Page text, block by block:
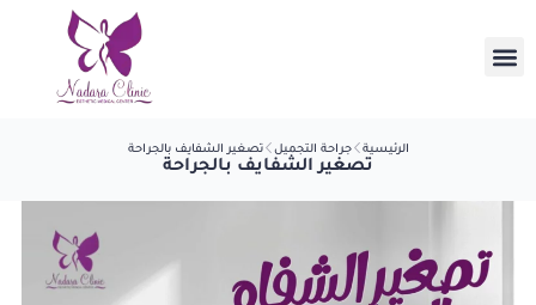
الرئيسية جراحة التجميل تصغير الشفايف بالجراحة
تصغير الشفايف بالجراحة